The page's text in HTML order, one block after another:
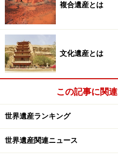
ガッラ・プラキディア廟のモザ
の荘厳なモザイクとは異なり、
げな意匠が魅力的だ
キリスト教は偶像崇拝を禁じ
教であるため、彫刻や絵画
し、いまだ禁じる教派もある
芸術は自由なギリシア芸術と
て伝えられるさまざまな神話
生き生きと描き出された。
複合遺産とは
文化遺産とは
この記事に関
世界遺産ランキング
世界遺産関連ニュース